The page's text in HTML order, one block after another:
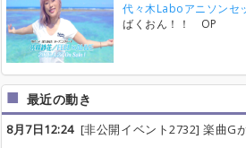
代々木Laboアニソンセ
ばくおん！！ OP
最近の動き
8月7日12:24[非公開イベント2732] 楽曲G